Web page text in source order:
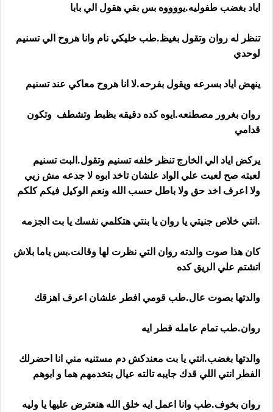
اياد بغضب طفوليه.يووووه بس بقي هقول الي بابا
تنظر له روان وتقول بغيظ.طب خليكي نام وانا هروح الي تسنيم
لوحدي
ينهض اياد بسرعه ويقول بفرحه.لا انا هروح معاكي عند تسنيم
روان بغرور مصطنعه.ايوه كده دقيقه بظبط وتشطف وتكون
قدامي
يركض اياد الي الخارج تنظر خلفه تسنيم وتقول.البت تسنيم
لعبته صح لعبت علي الواد علشان تاخد ابوه لا جدعه مش زيي
ولا اعرف اخد حق ولا باطل حسب الله ونعم الوكيل فيكم كلكم
.انتي خلاص جنيتي يا روان يا بنتي هتكلمي نفسك يا بت الجزمه
كان هذا صوت والدته روان التي نظرت لها وقالت.بس ياما بلاش
اتشتم علي الريق كده
والدتها بصوت عال.طب قومي افطر علشان اعرف اهزقك
روان.طب تمام عامله فطر ايه
والدتها بغضب.انتي يا بت معندكش دم مستنيه مني انا احضرلك
الفطر انتي اللي قدك جايبه تالته عيال بتخدمهم هما و ابوهم
روان بخوف.طب وانا اعمل ايه خلق الله هنعترض عليها يا وليه